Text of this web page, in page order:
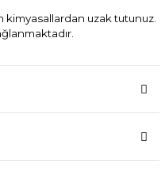
kimyasallardan uzak tutunuz.